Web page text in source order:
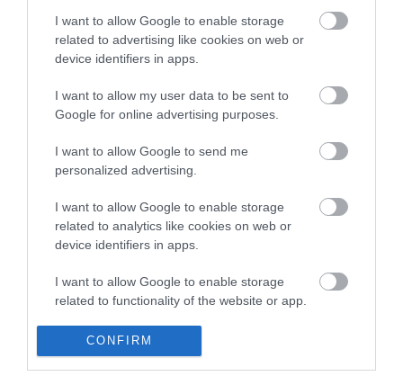
I want to allow Google to enable storage
related to advertising like cookies on web or
device identifiers in apps.
I want to allow my user data to be sent to
Google for online advertising purposes.
I want to allow Google to send me
personalized advertising.
I want to allow Google to enable storage
related to analytics like cookies on web or
device identifiers in apps.
I want to allow Google to enable storage
related to functionality of the website or app.
I want to allow Google to enable storage
related to personalization.
CONFIRM
Saját életét is kockára tette a magyar erdész, hogy
megállítsa a tüzet
Második világháborús MG-42 géppuskát emeltek ki a
Dunából - a rendőrség lefoglalta
A Miniszterelnökség felmondta a Lounge Eventtel kötött
keretszerződését
Újabb két gyanúsítottat fogtak el a 600 milliós
ingatlanmaffia ügyében
Vizes Eb - Megvan az első magyar arany, a nyíltvízi úszó
Betlehem Dávid nyerte a kieséses versenyt
top cikkek:
Nem is olyan egészséges a népszerű banán?
top fórum témák: